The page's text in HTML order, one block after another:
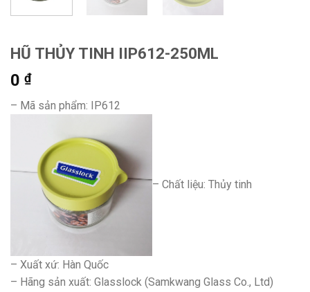
HŨ THỦY TINH IIP612-250ML
0 ₫
– Mã sản phẩm: IP612
– Chất liệu: Thủy tinh
– Xuất xứ: Hàn Quốc
– Hãng sản xuất: Glasslock (Samkwang Glass Co., Ltd)